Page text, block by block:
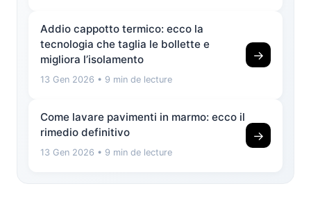
Addio cappotto termico: ecco la
tecnologia che taglia le bollette e
migliora l’isolamento
13 Gen 2026 • 9 min de lecture
→
Come lavare pavimenti in marmo: ecco il
rimedio definitivo
13 Gen 2026 • 9 min de lecture
→